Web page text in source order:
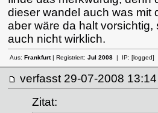
dieser wandel auch was mit
aber wäre da halt
auch nicht wirklich.
Aus: Frankfurt| Registriert: Jul 2008| IP: [logged]
verfasst 29-07-2008
Zitat: